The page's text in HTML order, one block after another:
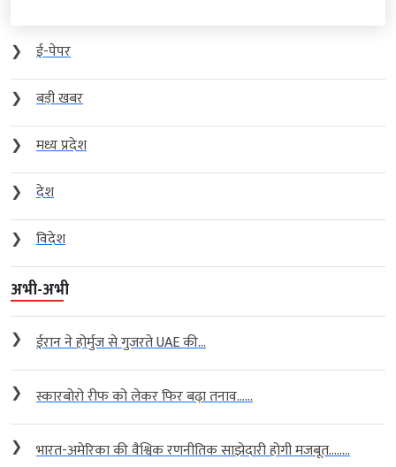
❯
ई-पेपर
❯
बड़ी खबर
❯
मध्य प्रदेश
❯
देश
❯
विदेश
अभी-अभी
❯ ईरान ने होर्मुज से गुजरते UAE की...
❯ स्कारबोरो रीफ को लेकर फिर बढ़ा तनाव…...
❯ भारत-अमेरिका की वैश्विक रणनीतिक साझेदारी होगी मजबूत….....